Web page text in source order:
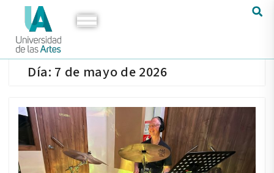
Día: 7 de mayo de 2026